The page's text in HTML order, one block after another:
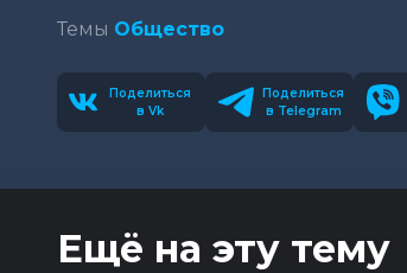
Темы Общество
Поделиться
в Vk
Поделиться
в Telegram
Ещё на эту тему